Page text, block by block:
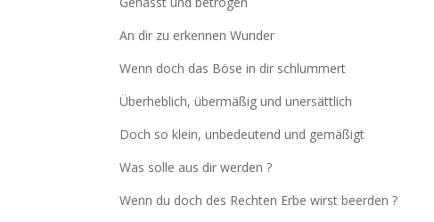
An dir zu erkennen Wunder
Wenn doch das Böse in dir schlummert
Überheblich, übermäßig und unersättlich
Doch so klein, unbedeutend und gemäßigt
Was solle aus dir werden ?
Wenn du doch des Rechten Erbe wirst beerden ?